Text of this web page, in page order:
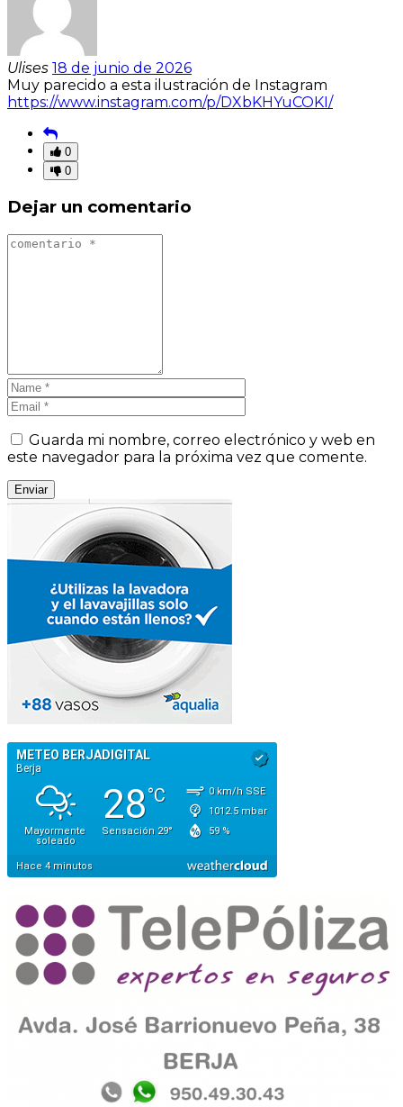
Ulises 18 de junio de 2026
Muy parecido a esta ilustración de Instagram
https://www.instagram.com/p/DXbKHYuCOKI/
0
0
Dejar un comentario
Guarda mi nombre, correo electrónico y web en
este navegador para la próxima vez que comente.
Enviar